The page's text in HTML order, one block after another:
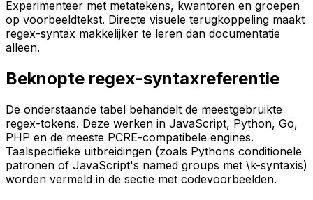
Experimenteer met metatekens, kwantoren en groepen
op voorbeeldtekst. Directe visuele terugkoppeling maakt
regex-syntax makkelijker te leren dan documentatie
alleen.
Beknopte regex-syntaxreferentie
De onderstaande tabel behandelt de meestgebruikte
regex-tokens. Deze werken in JavaScript, Python, Go,
PHP en de meeste PCRE-compatibele engines.
Taalspecifieke uitbreidingen (zoals Pythons conditionele
patronen of JavaScript's named groups met \k-syntaxis)
worden vermeld in de sectie met codevoorbeelden.